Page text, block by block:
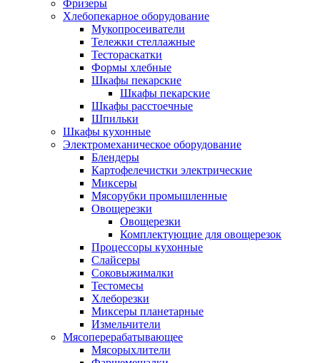
Фризеры
Хлебопекарное оборудование
Мукопросеиватели
Тележки стеллажные
Тестораскатки
Формы хлебные
Шкафы пекарские
Шкафы пекарские
Шкафы расстоечные
Шпильки
Шкафы кухонные
Электромеханическое оборудование
Блендеры
Картофелечистки электрические
Миксеры
Мясорубки промышленные
Овощерезки
Овощерезки
Комплектующие для овощерезок
Процессоры кухонные
Слайсеры
Соковыжималки
Тестомесы
Хлеборезки
Миксеры планетарные
Измельчители
Мясоперерабатывающее
Мясорыхлители